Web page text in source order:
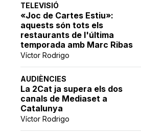
TELEVISIÓ
«Joc de Cartes Estiu»:
aquests són tots els
restaurants de l'última
temporada amb Marc Ribas
Víctor Rodrigo
AUDIÈNCIES
La 2Cat ja supera els dos
canals de Mediaset a
Catalunya
Víctor Rodrigo